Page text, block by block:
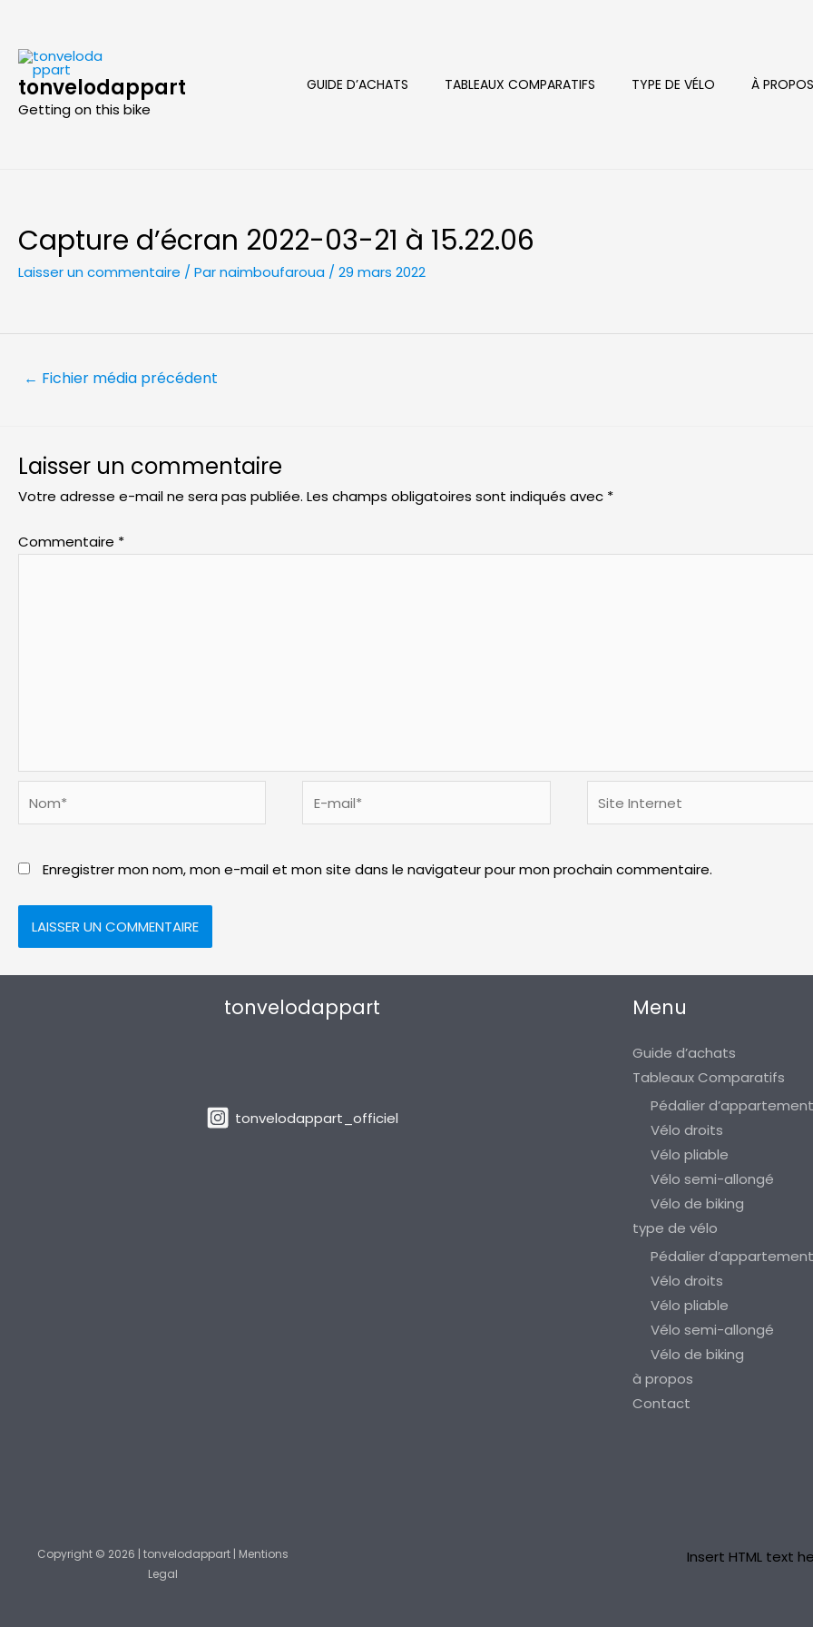
contenu
tonvelodappart
Getting on this bike
GUIDE D’ACHATS TABLEAUX COMPARATIFS TYPE DE VÉLO À PROPOS
Capture d’écran 2022-03-21 à 15.22.06
Laisser un commentaire / Parnaimboufaroua / 29 mars 2022
Navigation
← Fichier média précédent
Laisser un commentaire
Votre adresse e-mail ne sera pas publiée. Les champs obligatoires sont indiqués avec *
Commentaire *
Enregistrer mon nom, mon e-mail et mon site dans le navigateur pour mon prochain commentaire.
tonvelodappart
tonvelodappart_officiel
Menu
Guide d’achats
Tableaux Comparatifs
Pédalier d’appartement
Vélo droits
Vélo pliable
Vélo semi-allongé
Vélo de biking
type de vélo
Pédalier d’appartement
Vélo droits
Vélo pliable
Vélo semi-allongé
Vélo de biking
à propos
Contact
Copyright © 2026 | tonvelodappart | Mentions
Legal
Insert HTML text